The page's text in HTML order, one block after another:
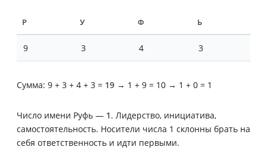
Р У Ф Ь
9 3 4 3
Сумма: 9 + 3 + 4 + 3 = 19 → 1 + 9 = 10 → 1 + 0 = 1
Число имени Руфь — 1. Лидерство, инициатива,
самостоятельность. Носители числа 1 склонны брать на
себя ответственность и идти первыми.